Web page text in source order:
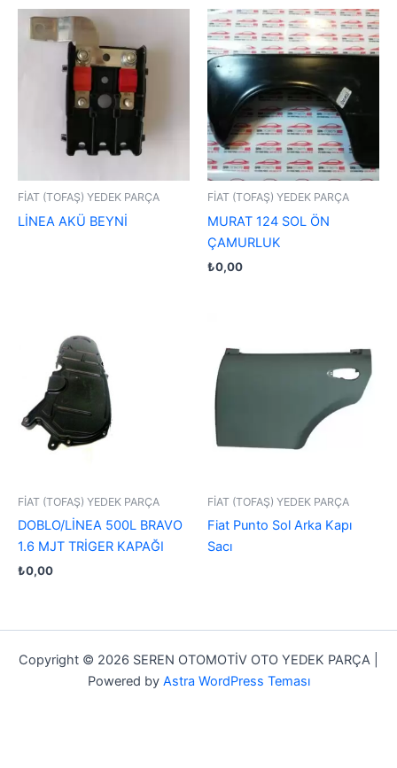
FİAT (TOFAŞ) YEDEK PARÇA
LİNEA AKÜ BEYNİ
FİAT (TOFAŞ) YEDEK PARÇA
MURAT 124 SOL ÖN
ÇAMURLUK
₺0,00
FİAT (TOFAŞ) YEDEK PARÇA
DOBLO/LİNEA 500L BRAVO
1.6 MJT TRİGER KAPAĞI
₺0,00
FİAT (TOFAŞ) YEDEK PARÇA
Fiat Punto Sol Arka Kapı
Sacı
Copyright © 2026 SEREN OTOMOTİV OTO YEDEK PARÇA |
Powered by Astra WordPress Teması